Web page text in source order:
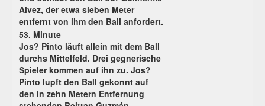
Alvez, der etwa sieben Meter
entfernt von ihm den Ball anfordert.
53. Minute
Jos? Pinto läuft allein mit dem Ball
durchs Mittelfeld. Drei gegnerische
Spieler kommen auf ihn zu. Jos?
Pinto lupft den Ball gekonnt auf
den in zehn Metern Entfernung